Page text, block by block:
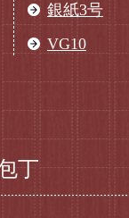
銀紙3号
VG10
丁